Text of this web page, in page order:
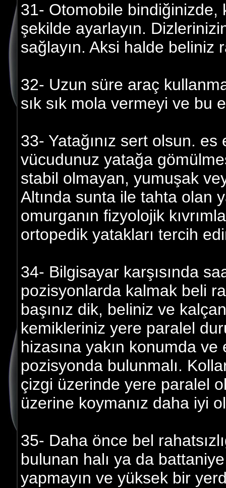
31- Otomobile bindiğinizde,
şekilde ayarlayın.
sağlayın. Aksi halde beliniz
32- Uzun süre araç
sık sık mola vermeyi ve bu
33- Yatağınız sert olsun. es
vücudunuz yatağa
stabil olmayan, yumuşak
Altında sunta ile tahta olan
omurganın fizyolojik
ortopedik yatakları tercih
34- Bilgisayar karşısında
pozisyonlarda kalmak beli
başınız dik, beliniz ve
kemikleriniz yere paralel
hizasına yakın konumda
pozisyonda bulunmalı.
çizgi üzerinde yere paralel
üzerine koymanız daha iyi
35- Daha önce bel
bulunan halı ya da
yapmayın ve yüksek bir